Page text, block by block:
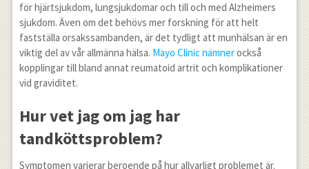
för hjärtsjukdom, lungsjukdomar och till och med Alzheimers
sjukdom. Även om det behövs mer forskning för att helt
fastställa orsakssambanden, är det tydligt att munhälsan är en
viktig del av vår allmänna hälsa. Mayo Clinic nämnerockså
kopplingar till bland annat reumatoid artrit och komplikationer
vid graviditet.
Hur vet jag om jag har
tandköttsproblem?
Symptomen varierar beroende på hur allvarligt problemet är.